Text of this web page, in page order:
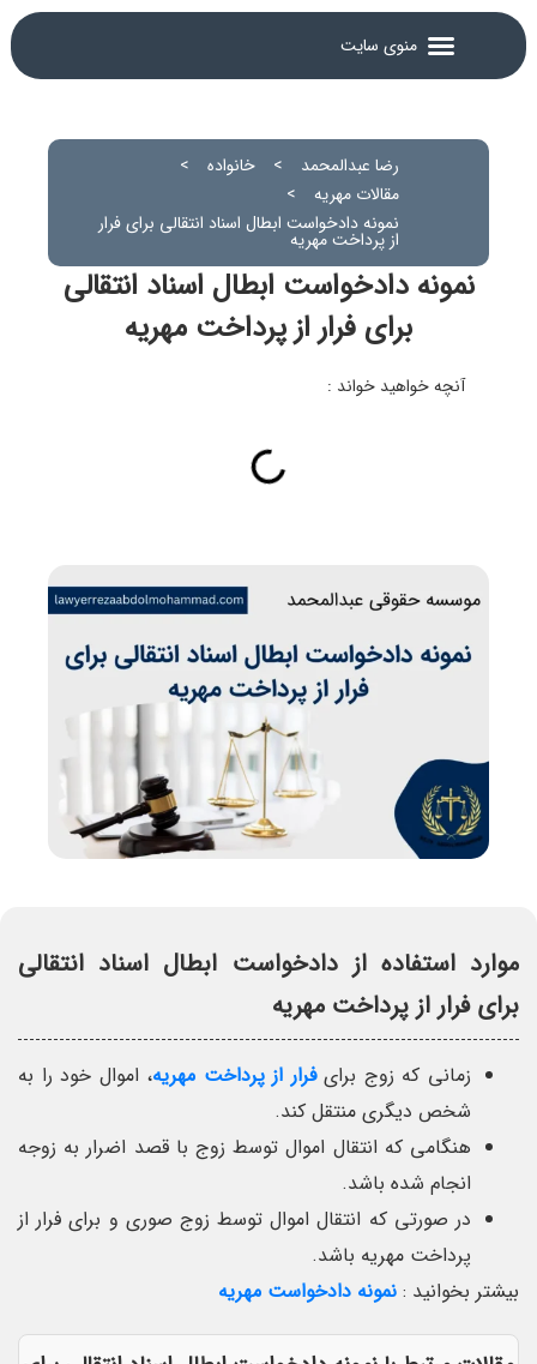
رضا عبدالمحمد > خانواده
>
مقالات مهریه
>
نمونه دادخواست ابطال اسناد انتقالی برای فرار
از پرداخت مهریه
نمونه دادخواست ابطال اسناد انتقالی
برای فرار از پرداخت مهریه
آنچه خواهید خواند :
موارد استفاده از دادخواست ابطال اسناد انتقالی
برای فرار از پرداخت مهریه
زمانی که زوج برایفرار از پرداخت مهریه، اموال خود را به
شخص دیگری منتقل کند.
هنگامی که انتقال اموال توسط زوج با قصد اضرار به زوجه
انجام شده باشد.
در صورتی که انتقال اموال توسط زوج صوری و برای فرار از
پرداخت مهریه باشد.
بیشتر بخوانید : نمونه دادخواست مهریه